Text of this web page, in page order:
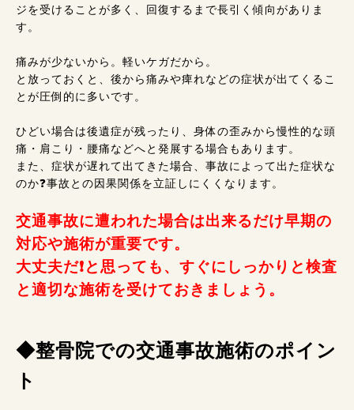
ジを受けることが多く、回復するまで長引く傾向がありま
す。
痛みが少ないから。軽いケガだから。
と放っておくと、後から痛みや痺れなどの症状が出てくるこ
とが圧倒的に多いです。
ひどい場合は後遺症が残ったり、身体の歪みから慢性的な頭
痛・肩こり・腰痛などへと発展する場合もあります。
また、症状が遅れて出てきた場合、事故によって出た症状な
のか❓事故との因果関係を立証しにくくなります。
交通事故に遭われた場合は出来るだけ早期の
対応や施術が重要です。
大丈夫だ❗と思っても、すぐにしっかりと検査
と適切な施術を受けておきましょう。
◆整骨院での交通事故施術のポイン
ト